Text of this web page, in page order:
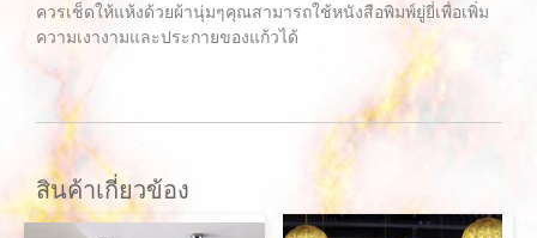
ควรเช็ดให้แห้งด้วยผ้านุ่มๆคุณสามารถใช้หนังสือพิมพ์ยู่ยี่เพื่อเพิ่ม
ความเงางามและประกายของแก้วได้
สินค้าเกี่ยวข้อง